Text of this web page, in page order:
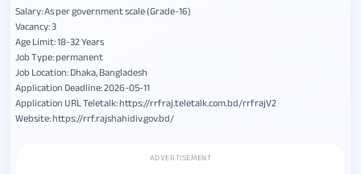
Salary: As per government scale (Grade-16)
Vacancy: 3
Age Limit: 18-32 Years
Job Type: permanent
Job Location: Dhaka, Bangladesh
Application Deadline: 2026-05-11
Application URL Teletalk: https://rrfraj.teletalk.com.bd/rrfrajV2
Website: https://rrf.rajshahidiv.gov.bd/
ADVERTISEMENT